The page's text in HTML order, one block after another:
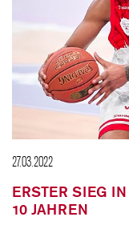
27.03.2022
ERSTER SIEG
10 JAHREN